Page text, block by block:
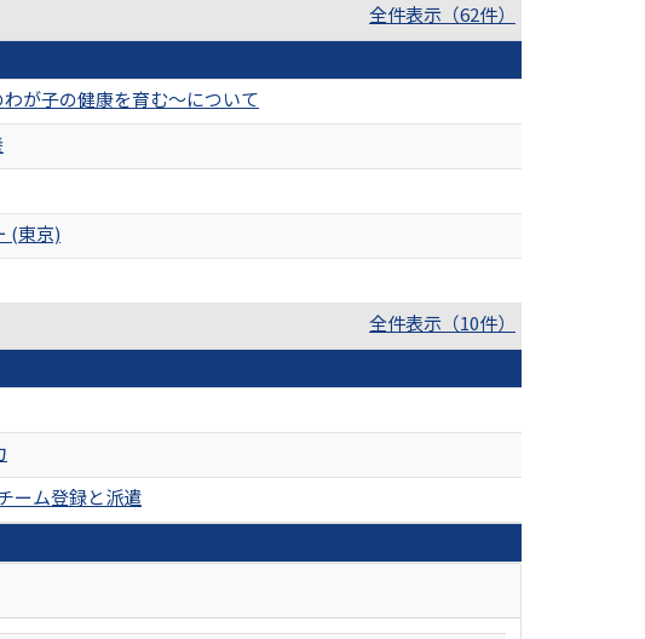
全件表示（62件）
が子の健康を育む〜について
(東京)
全件表示（10件）
ーム登録と派遣